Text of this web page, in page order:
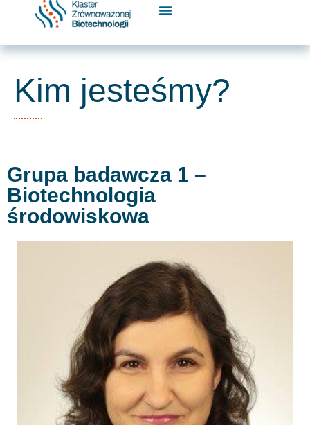
Kim jesteśmy?
Grupa badawcza 1 –
Biotechnologia
środowiskowa